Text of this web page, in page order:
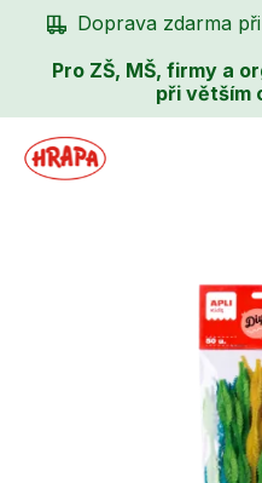
Doprava zdarma
Pro ZŠ, MŠ, firmy a
při větším